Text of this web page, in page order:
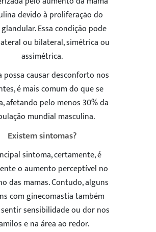
devido à proliferação do
Essa condição pode
ou bilateral, simétrica ou
assimétrica.
possa causar desconforto nos
é mais comum do que se
afetando pelo menos 30% da
mundial masculina.
Existem sintomas?
sintoma, certamente, é
o aumento perceptível no
das mamas. Contudo, alguns
com ginecomastia também
sensibilidade ou dor nos
e na área ao redor.